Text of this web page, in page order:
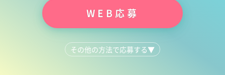
WEB応募
その他の方法で応募する▼